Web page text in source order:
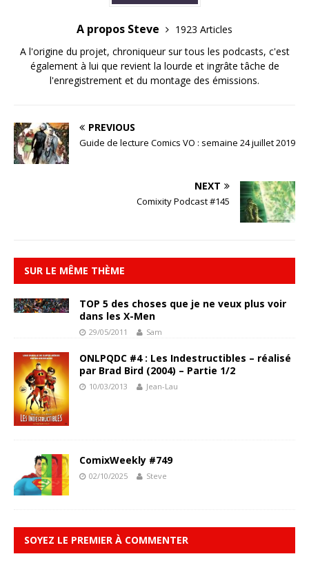
A propos Steve
1923 Articles
A l'origine du projet, chroniqueur sur tous les podcasts, c'est
également à lui que revient la lourde et ingrâte tâche de
l'enregistrement et du montage des émissions.
PREVIOUS
Guide de lecture Comics VO : semaine 24 juillet 2019
NEXT
Comixity Podcast #145
SUR LE MÊME THÈME
TOP 5 des choses que je ne veux plus voir
dans les X-Men
29/05/2011 Sam
ONLPQDC #4 : Les Indestructibles – réalisé
par Brad Bird (2004) – Partie 1/2
10/03/2013 Jean-Lau
ComixWeekly #749
02/10/2025 Steve
SOYEZ LE PREMIER À COMMENTER